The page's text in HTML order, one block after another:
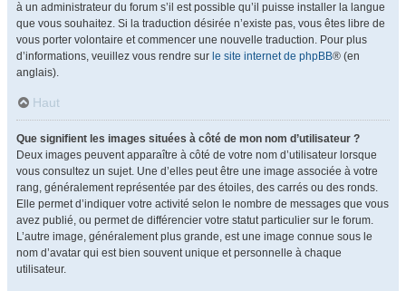
à un administrateur du forum s’il est possible qu’il puisse installer la langue
que vous souhaitez. Si la traduction désirée n’existe pas, vous êtes libre de
vous porter volontaire et commencer une nouvelle traduction. Pour plus
d’informations, veuillez vous rendre sur le site internet de phpBB® (en
anglais).
Haut
Que signifient les images situées à côté de mon nom d’utilisateur ?
Deux images peuvent apparaître à côté de votre nom d’utilisateur lorsque
vous consultez un sujet. Une d’elles peut être une image associée à votre
rang, généralement représentée par des étoiles, des carrés ou des ronds.
Elle permet d’indiquer votre activité selon le nombre de messages que vous
avez publié, ou permet de différencier votre statut particulier sur le forum.
L’autre image, généralement plus grande, est une image connue sous le
nom d’avatar qui est bien souvent unique et personnelle à chaque
utilisateur.